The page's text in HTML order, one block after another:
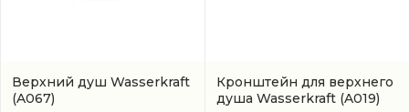
Верхний душ Wasserkraft
(A067)
Кронштейн для верхнего
душа Wasserkraft (A019)